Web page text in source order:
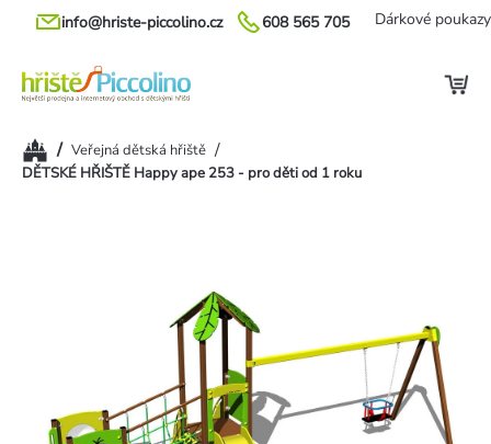
Přejít
608 565 705
info@hriste-piccolino.cz Dárkové poukazy
Domů/ Veřejná dětská hřiště /
DĚTSKÉ HŘIŠTĚ Happy ape 253 - pro děti od 1 roku